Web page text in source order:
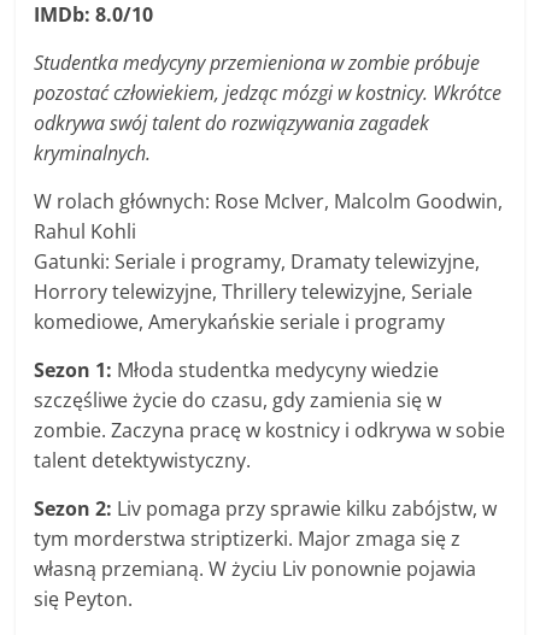
IMDb: 8.0/10
Studentka medycyny przemieniona w zombie próbuje
pozostać człowiekiem, jedząc mózgi w kostnicy. Wkrótce
odkrywa swój talent do rozwiązywania zagadek
kryminalnych.
W rolach głównych: Rose McIver, Malcolm Goodwin,
Rahul Kohli
Gatunki: Seriale i programy, Dramaty telewizyjne,
Horrory telewizyjne, Thrillery telewizyjne, Seriale
komediowe, Amerykańskie seriale i programy
Sezon 1: Młoda studentka medycyny wiedzie
szczęśliwe życie do czasu, gdy zamienia się w
zombie. Zaczyna pracę w kostnicy i odkrywa w sobie
talent detektywistyczny.
Sezon 2: Liv pomaga przy sprawie kilku zabójstw, w
tym morderstwa striptizerki. Major zmaga się z
własną przemianą. W życiu Liv ponownie pojawia
się Peyton.